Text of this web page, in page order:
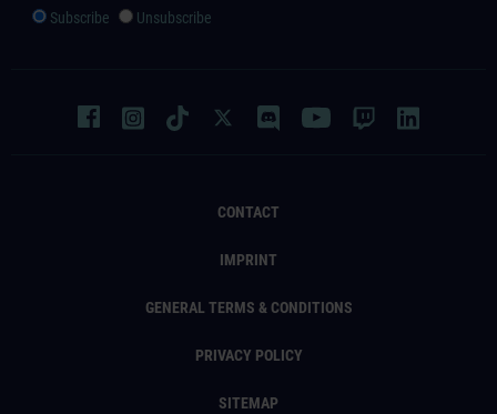
CONTACT
IMPRINT
GENERAL TERMS & CONDITIONS
PRIVACY POLICY
SITEMAP
Subscribe Unsubscribe